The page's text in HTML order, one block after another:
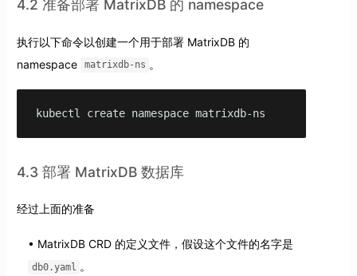
4.2 准备部署 MatrixDB 的 namespace
执行以下命令以创建一个用于部署 MatrixDB 的
namespace
matrixdb-ns 。
kubectl create namespace matrixdb-ns
4.3 部署 MatrixDB 数据库
经过上面的准备
MatrixDB CRD 的定义文件，假设这个文件的名字是
db0.yaml 。